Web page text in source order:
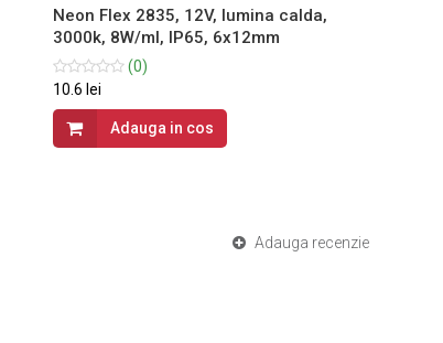
Neon Flex 2835, 12V, lumina calda,
3000k, 8W/ml, IP65, 6x12mm
(0)
10.6 lei
Adauga in cos
Adauga recenzie